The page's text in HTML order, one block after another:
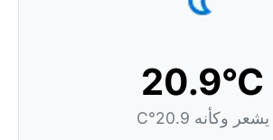
20.9°C
يشعر وكأنه 20.9°C